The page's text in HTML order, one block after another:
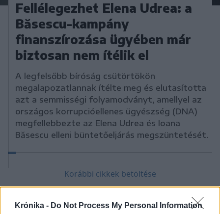
Krónika - Do Not Process My Personal Information
Fellélegezhet Elena Udrea: a
Băsescu-kampány
finanszírozása ügyében már
biztosan nem ítélik el
A legfelsőbb bíróság csütörtökön
megalapozatlannak ítélte meg és elutasította
azt a semmisségi folyamodványt, amellyel az
országos korrupcióellenes ügyészség (DNA)
megfellebbezte az Elena Udrea és Ioana
Băsescu elleni büntetőeljárás megszüntetését.
Korábbi cikkek betöltése